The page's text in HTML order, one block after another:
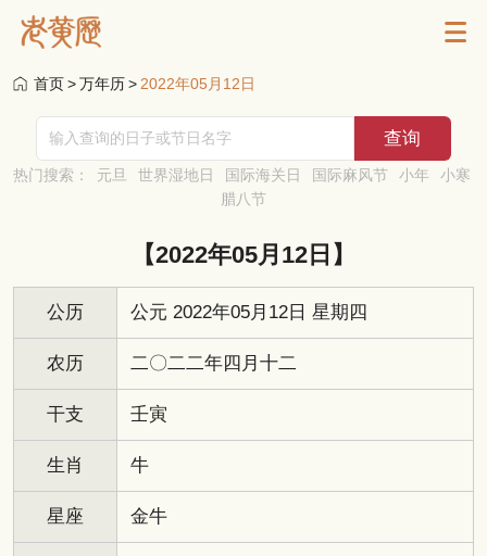
首页>万年历> 2022年05月12日
热门搜索： 元旦 世界湿地日 国际海关日 国际麻风节 小年
小寒
腊八节
【2022年05月12日】
公历 公元 2022年05月12日 星期四
农历 二〇二二年四月十二
干支 壬寅
生肖 牛
星座 金牛